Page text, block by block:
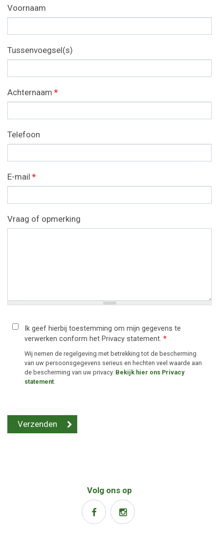
Voornaam
Tussenvoegsel(s)
Achternaam *
Telefoon
E-mail *
Vraag of opmerking
Ik geef hierbij toestemming om mijn gegevens te
verwerken conform het Privacy statement. *
Wij nemen de regelgeving met betrekking tot de bescherming
van uw persoonsgegevens serieus en hechten veel waarde aan
de bescherming van uw privacy. Bekijk hier ons Privacy
statement
Volg ons op